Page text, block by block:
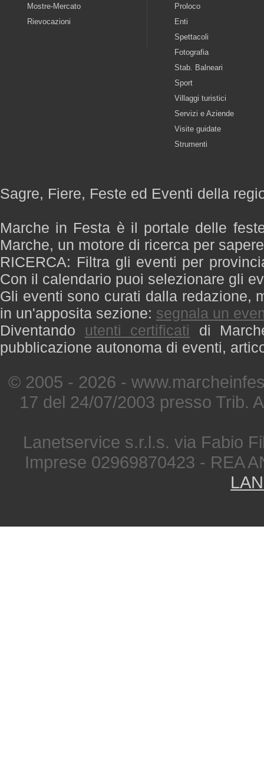
Mostre-Mercato
Rievocazioni
Proloco
Enti
Spettacoli
Fotografia
Stab. Balneari
Sport
Villaggi turistici
Servizi e Aziende
Visite guidate
Strumenti
Sagre, Fiere, Feste ed Eventi della
Marche in Festa è il portale delle
Marche, un motore di ricerca per
RICERCA: Filtra gli eventi per
Con il calendario puoi selezionare gli
Gli eventi sono curati dalla redazione,
in un'apposita sezione: segnala un
Diventando utenti certificati di
pubblicazione autonoma di eventi,
© 2005 - 2026 -
17 del 24/07/2003 presso Trib.
Lanetservice s.r.l.s. via Fabio
Imprese 02969870423 - REA